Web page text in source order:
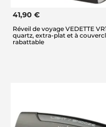
41,90 €
Réveil de voyage VEDETTE
quartz, extra-plat et à
rabattable